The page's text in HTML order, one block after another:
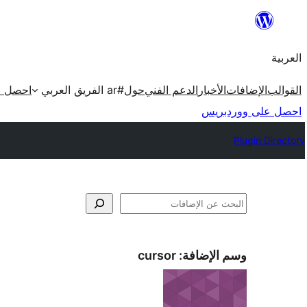
المحتوى
العربية
القوالبالإضافاتالأخبار الدعم الفنيحول#ar الفريق العربي
احصل
احصل على ووردبريس
Plugin Directory
البحث
وسم الإضافة: cursor